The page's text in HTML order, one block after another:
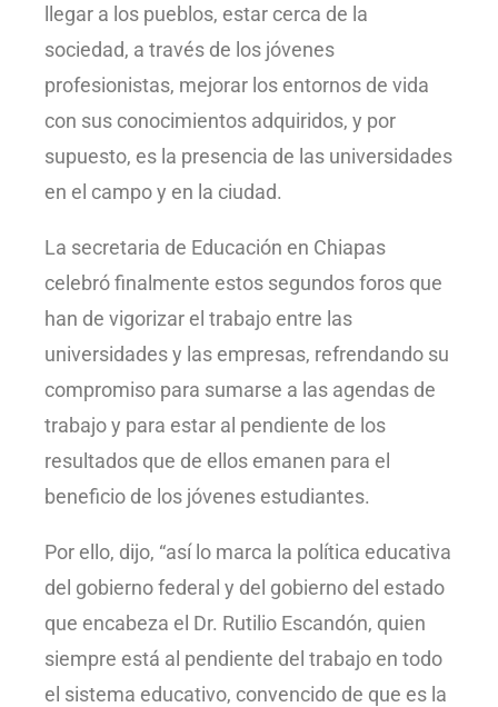
llegar a los pueblos, estar cerca de la
sociedad, a través de los jóvenes
profesionistas, mejorar los entornos de vida
con sus conocimientos adquiridos, y por
supuesto, es la presencia de las universidades
en el campo y en la ciudad.
La secretaria de Educación en Chiapas
celebró finalmente estos segundos foros que
han de vigorizar el trabajo entre las
universidades y las empresas, refrendando su
compromiso para sumarse a las agendas de
trabajo y para estar al pendiente de los
resultados que de ellos emanen para el
beneficio de los jóvenes estudiantes.
Por ello, dijo, “así lo marca la política educativa
del gobierno federal y del gobierno del estado
que encabeza el Dr. Rutilio Escandón, quien
siempre está al pendiente del trabajo en todo
el sistema educativo, convencido de que es la